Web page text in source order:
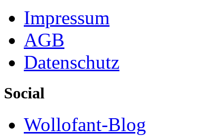
Impressum
AGB
Datenschutz
Social
Wollofant-Blog